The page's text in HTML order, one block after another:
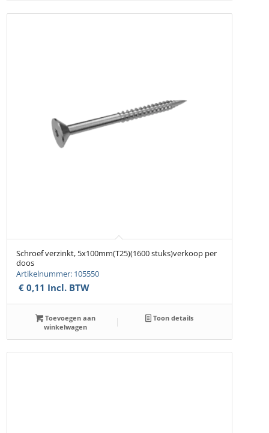
Schroef verzinkt, 5x100mm(T25)(1600 stuks)verkoop per
doos
Artikelnummer: 105550
€ 0,11 Incl. BTW
Toevoegen aan
winkelwagen
Toon details